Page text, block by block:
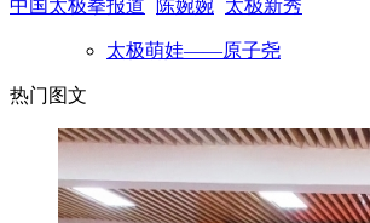
中国太极拳报道 陈婉婉 太极新秀
太极萌娃——原子尧
热门图文